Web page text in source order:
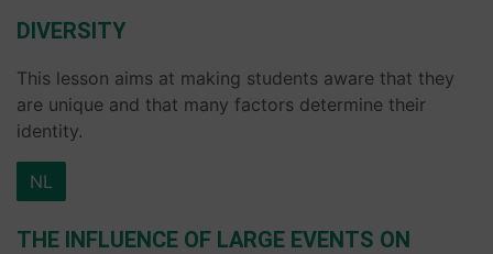
DIVERSITY
This lesson aims at making students aware that they
are unique and that many factors determine their
identity.
NL
THE INFLUENCE OF LARGE EVENTS ON